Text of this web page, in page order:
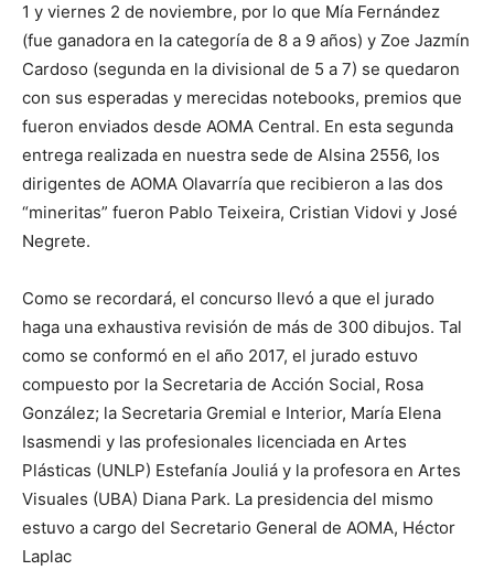
1 y viernes 2 de noviembre, por lo que Mía Fernández
(fue ganadora en la categoría de 8 a 9 años) y Zoe Jazmín
Cardoso (segunda en la divisional de 5 a 7) se quedaron
con sus esperadas y merecidas notebooks, premios que
fueron enviados desde AOMA Central. En esta segunda
entrega realizada en nuestra sede de Alsina 2556, los
dirigentes de AOMA Olavarría que recibieron a las dos
“mineritas” fueron Pablo Teixeira, Cristian Vidovi y José
Negrete.
Como se recordará, el concurso llevó a que el jurado
haga una exhaustiva revisión de más de 300 dibujos. Tal
como se conformó en el año 2017, el jurado estuvo
compuesto por la Secretaria de Acción Social, Rosa
González; la Secretaria Gremial e Interior, María Elena
Isasmendi y las profesionales licenciada en Artes
Plásticas (UNLP) Estefanía Jouliá y la profesora en Artes
Visuales (UBA) Diana Park. La presidencia del mismo
estuvo a cargo del Secretario General de AOMA, Héctor
Laplac